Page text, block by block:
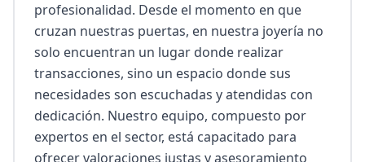
profesionalidad. Desde el momento en que
cruzan nuestras puertas, en nuestra joyería no
solo encuentran un lugar donde realizar
transacciones, sino un espacio donde sus
necesidades son escuchadas y atendidas con
dedicación. Nuestro equipo, compuesto por
expertos en el sector, está capacitado para
ofrecer valoraciones justas y asesoramiento